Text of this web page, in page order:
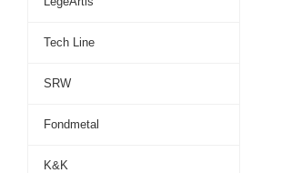
Tech Line
SRW
Fondmetal
K&K